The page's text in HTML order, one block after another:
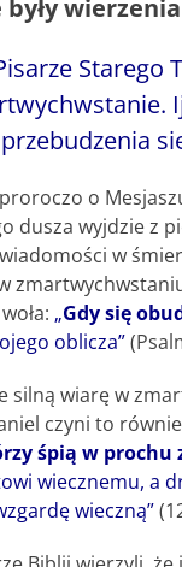
były
Starego
o
dusza wyjdzie z
w
„Gdy się
oblicza”
silną wiarę w
czyni to
śpią w prochu
wiecznemu, a
wieczną”